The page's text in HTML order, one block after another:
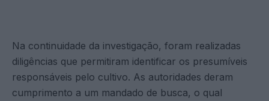
Na continuidade da investigação, foram realizadas
diligências que permitiram identificar os presumíveis
responsáveis pelo cultivo. As autoridades deram
cumprimento a um mandado de busca, o qual